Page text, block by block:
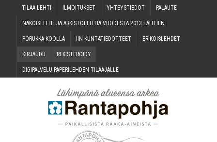
TILAA LEH­TI ILMOI­TUK­SET YHTEYS­TIE­DOT PALAU­TE
NÄKÖIS­LEH­TI JA ARKIS­TO­LEH­TIÄ VUO­DES­TA 2013 LÄHTIEN
PORUK­KA KOOLLA IIN KUN­TA­TIE­DOT­TEET ERI­KOIS­LEH­DET
KIR­JAU­DU REKIS­TE­RÖI­DY
DIGI­PAL­VE­LU PAPE­RI­LEH­DEN TILAAJALLE